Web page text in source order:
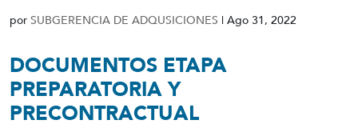
por SUBGERENCIA DE ADQUSICIONES | Ago 31, 2022
DOCUMENTOS ETAPA
PREPARATORIA Y
PRECONTRACTUAL